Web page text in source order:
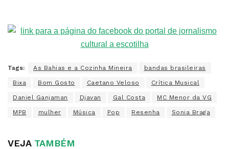
Tags: As Bahias e a Cozinha Mineira bandas brasileiras
Bixa Bom Gosto Caetano Veloso Crítica Musical
Daniel Ganjaman Djavan Gal Costa MC Menor da VG
MPB mulher Música Pop Resenha Sonia Braga
VEJATAMBÉM